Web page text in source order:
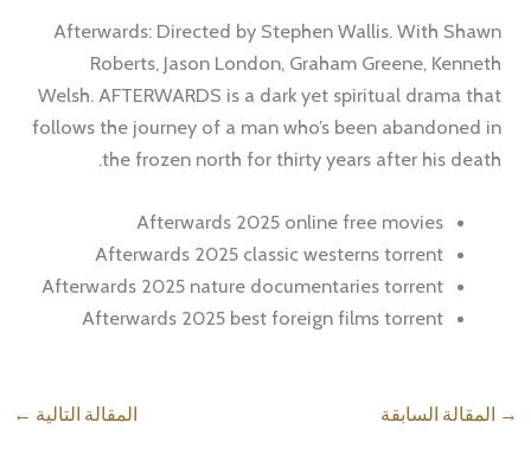
Afterwards: Directed by Stephen Wallis. With Shawn
Roberts, Jason London, Graham Greene, Kenneth
Welsh. AFTERWARDS is a dark yet spiritual drama that
follows the journey of a man who’s been abandoned in
the frozen north for thirty years after his death.
Afterwards 2025 online free movies
Afterwards 2025 classic westerns torrent
Afterwards 2025 nature documentaries torrent
Afterwards 2025 best foreign films torrent
→ المقالة السابقة المقالة التالية ←